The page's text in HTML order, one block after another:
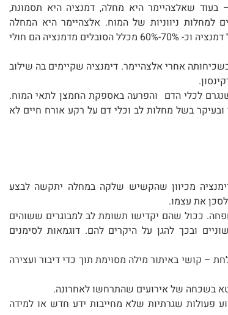
בעוד שאלצהיימר היא מחלה, דמנציה היא תסמונת,
למחלות ניווניות של המוח. אלצהיימר היא המחלה
השכיחה ביותר הכוללת תסמינים של דמנציה וכ- 70%-60% מכלל הסובלים מדמנציה הם חולי
אחרי אלצהיימר. דימנציה שקיימים בה שילוב
לכלי הדם והפרעה באספקת החמצן לתאי המוח.
בשל מחלות לב וכלי דם על רקע אורח חיים לא
מכיוון שהקשיש שלקה במחלה יתקשה לבצע
את עצמו.
ככול שהם יקדישו תשומת לב למבוגרים ששוהים
ובכך להגן על היקרים להם. דוגמאות לסימנים
– קושי באיתור מילה מסוימת תוך כדי דיבור ועצירה
בשכחה של אירועים שהתרחשו לאחרונה.
פעולות שגרתיות שלא מחייבות ידע חדש או למידה